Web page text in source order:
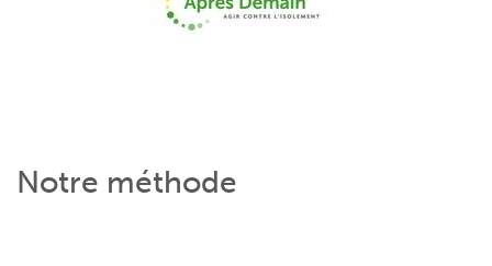
Notre méthode